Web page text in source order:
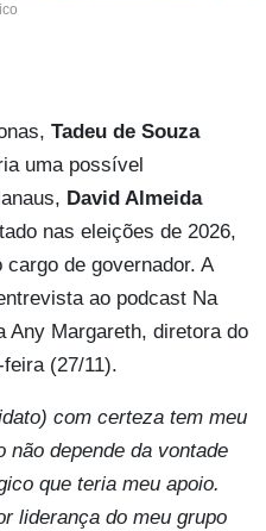
Tadeu de Souza
uma possível
David Almeida
nas eleições de 2026,
de governador. A
ao podcast Na
Any Margareth, diretora do
(27/11).
com certeza tem meu
não depende da vontade
que teria meu apoio.
liderança do meu grupo